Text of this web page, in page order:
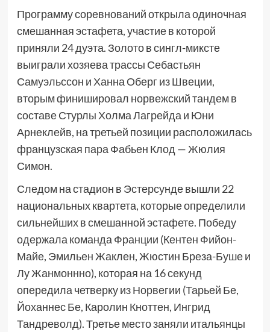
Программу соревнований открыла одиночная
смешанная эстафета, участие в которой
приняли 24 дуэта. Золото в сингл-миксте
выиграли хозяева трассы Себастьян
Самуэльссон и Ханна Оберг из Швеции,
вторым финишировал норвежский тандем в
составе Стурлы Холма Лагрейда и Юни
Арнеклейв, на третьей позиции расположилась
французская пара Фабьен Клод — Жюлия
Симон.
Следом на стадион в Эстерсунде вышли 22
национальных квартета, которые определили
сильнейших в смешанной эстафете. Победу
одержала команда Франции (Кентен Фийон-
Майе, Эмильен Жаклен, Жюстин Бреза-Буше и
Лу Жанмоннно), которая на 16 секунд
опередила четверку из Норвегии (Тарьей Бе,
Йоханнес Бе, Каролин Кноттен, Ингрид
Тандреволд). Третье место заняли итальянцы